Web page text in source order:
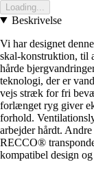
Loading...
Beskrivelse
Vi har designet
skal-konstruktion, til
hårde
teknologi, der er
vejs stræk for fri
forlænget ryg giver
forhold.
arbejder hårdt.
RECCO®
kompatibel design